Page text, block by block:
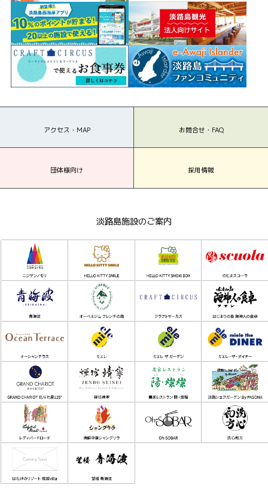
アクセス・MAP お問合せ・FAQ
団体様向け 採用情報
淡路島施設のご案内